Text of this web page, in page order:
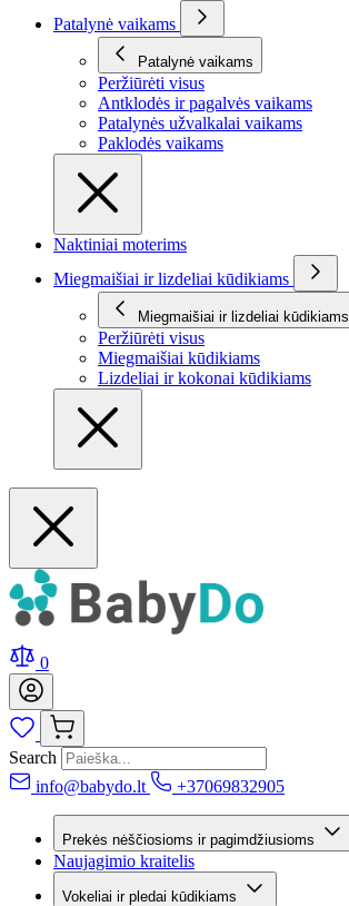
Patalynė vaikams
Patalynė vaikams
Peržiūrėti visus
Antklodės ir pagalvės vaikams
Patalynės užvalkalai vaikams
Paklodės vaikams
Naktiniai moterims
Miegmaišiai ir lizdeliai kūdikiams
Miegmaišiai ir lizdeliai kūdikiams
Peržiūrėti visus
Miegmaišiai kūdikiams
Lizdeliai ir kokonai kūdikiams
0
Search
info@babydo.lt
+37069832905
Prekės nėščiosioms ir pagimdžiusioms
Naujagimio kraitelis
Vokeliai ir pledai kūdikiams